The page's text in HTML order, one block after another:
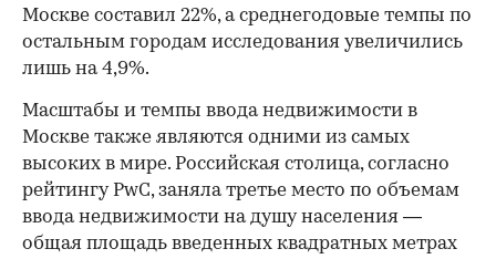
Москве составил 22%, а среднегодовые темпы по
остальным городам исследования увеличились
лишь на 4,9%.
Масштабы и темпы ввода недвижимости в
Москве также являются одними из самых
высоких в мире. Российская столица, согласно
рейтингу PwC, заняла третье место по объемам
ввода недвижимости на душу населения —
общая площадь введенных квадратных метрах